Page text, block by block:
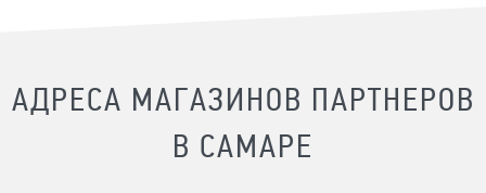
АДРЕСА МАГАЗИНОВ ПАРТНЕРОВ
В САМАРЕ